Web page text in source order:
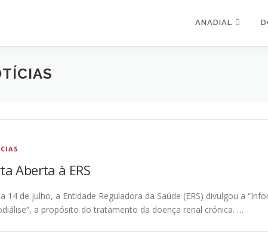
ANADIAL
Aberta à ERS
14 de julho, a Entidade Reguladora da Saúde (ERS) divulgou a
a propósito do tratamento da doença renal crónica. …